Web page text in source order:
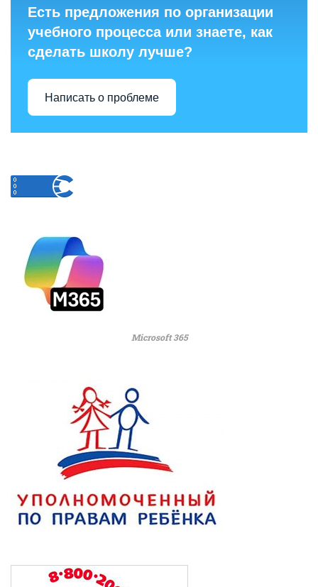
Есть предложения по организации
учебного процесса или знаете, как
сделать школу лучше?
Написать о проблеме
Microsoft 365